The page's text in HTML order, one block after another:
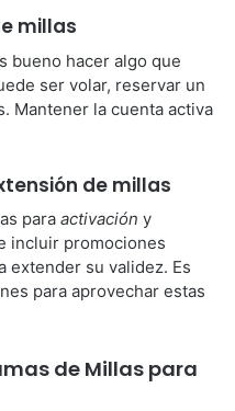
millas
bueno hacer algo que
ser volar, reservar un
Mantener la cuenta activa
de millas
para activación y
incluir promociones
extender su validez. Es
para aprovechar estas
de Millas para